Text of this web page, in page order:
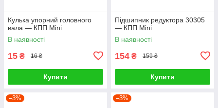
Кулька упорний головного
вала — КПП Mini
В наявності
15 ₴ 16 ₴
Купити
Підшипник редуктора 30305
— КПП Mini
В наявності
154 ₴ 159 ₴
Купити
–3% –3%